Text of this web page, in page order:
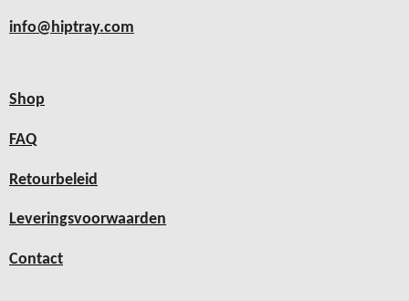
info@hiptray.com
Shop
FAQ
Retourbeleid
Leveringsvoorwaarden
Contact